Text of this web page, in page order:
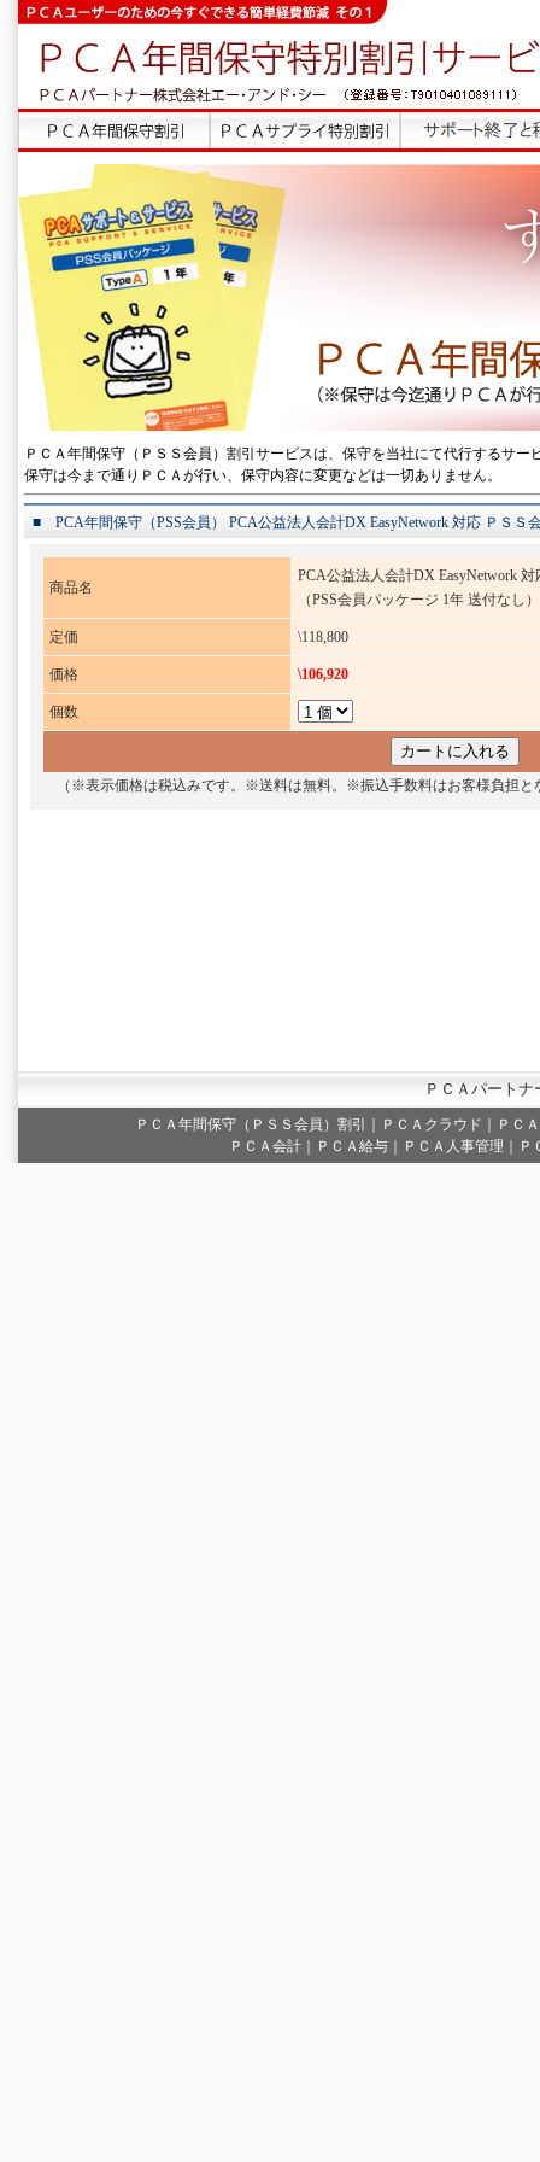
ＰＣＡ年間保守（ＰＳＳ会員）割引サービスは、保守を当社にて代行するサー
保守は今まで通りＰＣＡが行い、保守内容に変更などは一切ありません。
■ PCA年間保守（PSS会員） PCA公益法人会計DX EasyNetwork 対応 ＰＳＳ
商品名
PCA公益法人会計DX EasyNetwork 対
（PSS会員パッケージ 1年 送付なし）
定価 \118,800
価格 \106,920
個数
（※表示価格は税込みです。※送料は無料。※振込手数料はお客様負担と
ＰＣＡパート
ＰＣＡ年間保守（ＰＳＳ会員）割引 ＰＣＡクラウド
ＰＣ
ＰＣＡ会計｜ＰＣＡ給与｜ＰＣＡ人事管理｜